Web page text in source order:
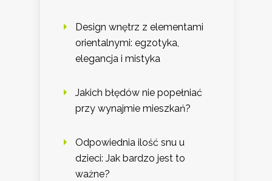
Design wnętrz z elementami
orientalnymi: egzotyka,
elegancja i mistyka
Jakich błędów nie popełniać
przy wynajmie mieszkań?
Odpowiednia ilość snu u
dzieci: Jak bardzo jest to
ważne?